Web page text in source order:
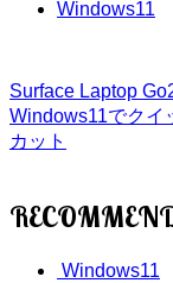
Windows11
Surface Laptop
Windows11でクイ
カット
Windows11